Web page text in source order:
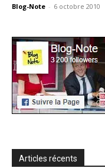
Blog-Note - 6 octobre 2010
Articles récents